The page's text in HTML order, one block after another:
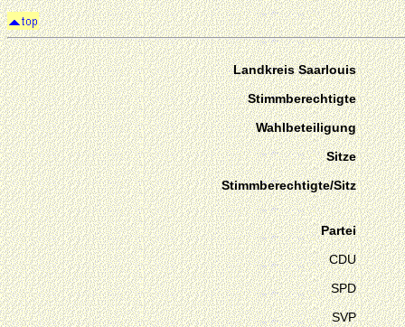
Landkreis Saarlouis
Stimmberechtigte
Wahlbeteiligung
Sitze
Stimmberechtigte/Sitz
Partei
CDU
SPD
SVP